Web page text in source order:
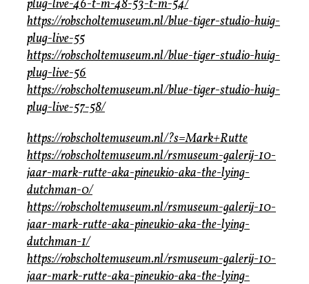
plug-live-46-t-m-48-53-t-m-54/
https://robscholtemuseum.nl/blue-tiger-studio-huig-
plug-live-55
https://robscholtemuseum.nl/blue-tiger-studio-huig-
plug-live-56
https://robscholtemuseum.nl/blue-tiger-studio-huig-
plug-live-57-58/
https://robscholtemuseum.nl/?s=Mark+Rutte
https://robscholtemuseum.nl/rsmuseum-galerij-10-
jaar-mark-rutte-aka-pineukio-aka-the-lying-
dutchman-0/
https://robscholtemuseum.nl/rsmuseum-galerij-10-
jaar-mark-rutte-aka-pineukio-aka-the-lying-
dutchman-1/
https://robscholtemuseum.nl/rsmuseum-galerij-10-
jaar-mark-rutte-aka-pineukio-aka-the-lying-